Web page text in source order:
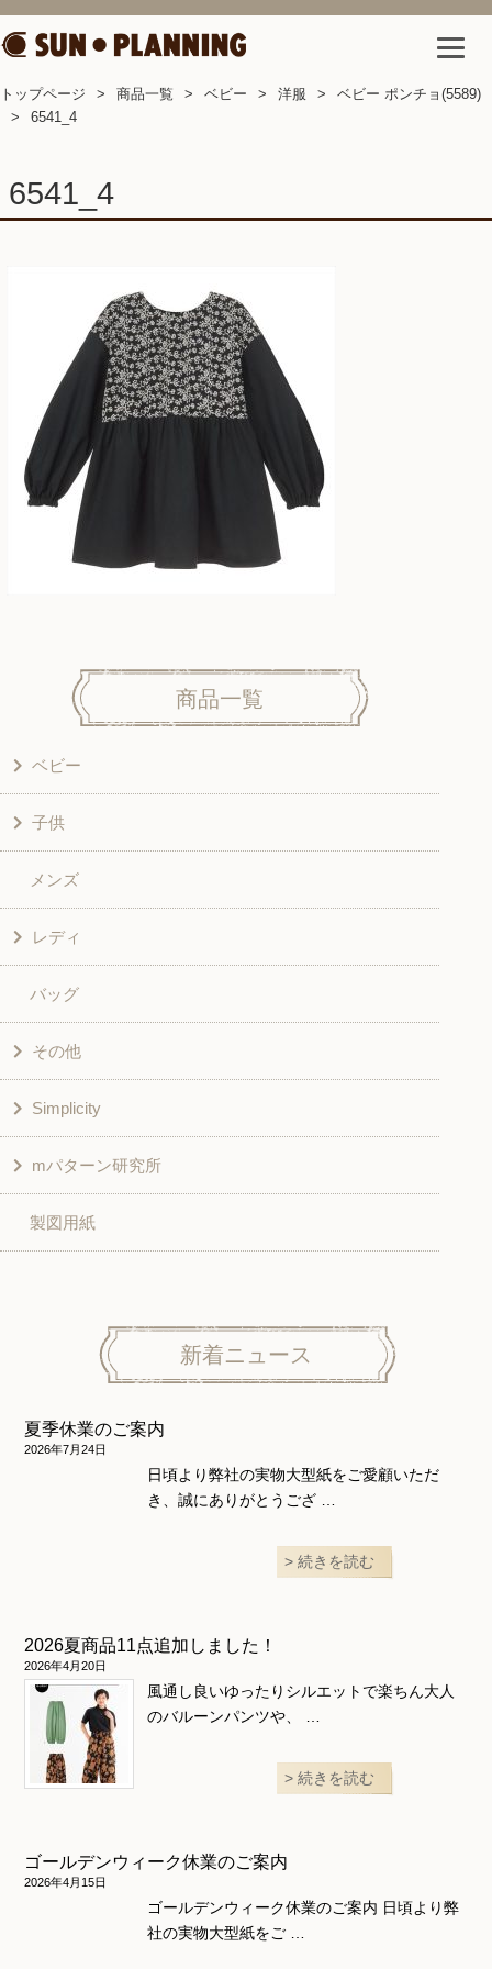
トップページ 商品一覧 ベビー 洋服
ベビー ポンチョ(5589)
6541_4
6541_4
商品一覧
ベビー
洋服
和風衣類
グッズ
子供
ワンピース
シャツ・ブラウス
スカート・パンツ
和風衣類
入園入学グッズ
その他
メンズ
レディ
シャツ・ブラウス
チュニック
ワンピース
ベスト・ジャケット・コート
スカート
ニット地専用
和風衣類
バッグ
その他
学校家庭科教材用
その他
Simplicity
こども＆ベビー
ボトムス
ワンピース＆スーツ
ウェディング・コスチューム
mパターン研究所
子供服
ワンピース
スカート・パンツ
製図用紙
新着ニュース
夏季休業のご案内
2026年7月24日
日頃より弊社の実物大型紙をご愛顧いただ
き、誠にありがとうござ …
続きを読む
2026夏商品11点追加しました！
2026年4月20日
風通し良いゆったりシルエットで楽ちん大人
のバルーンパンツや、 …
続きを読む
ゴールデンウィーク休業のご案内
2026年4月15日
ゴールデンウィーク休業のご案内 日頃より弊
社の実物大型紙をご …